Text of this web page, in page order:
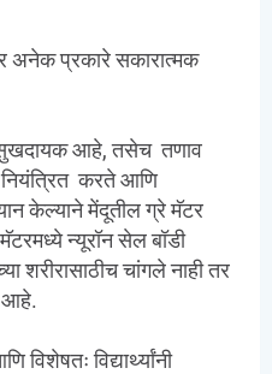
अनेक प्रकारे सकारात्मक
सुखदायक आहे, तसेच तणाव
करते आणि
केल्याने मेंदूतील ग्रे मॅटर
न्यूरॉन सेल बॉडी
शरीरासाठीच चांगले नाही तर
आहे.
विशेषतः विद्यार्थ्यांनी